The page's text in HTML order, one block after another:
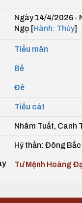
Ngày 14/4/2026 -
Ngọ [Hành: Thủy]
Tiểu mãn
Bế
Đê
Tiểu cát
Nhâm Tuất, Canh
Hỷ thần: Đông
Tư Mệnh Hoàng